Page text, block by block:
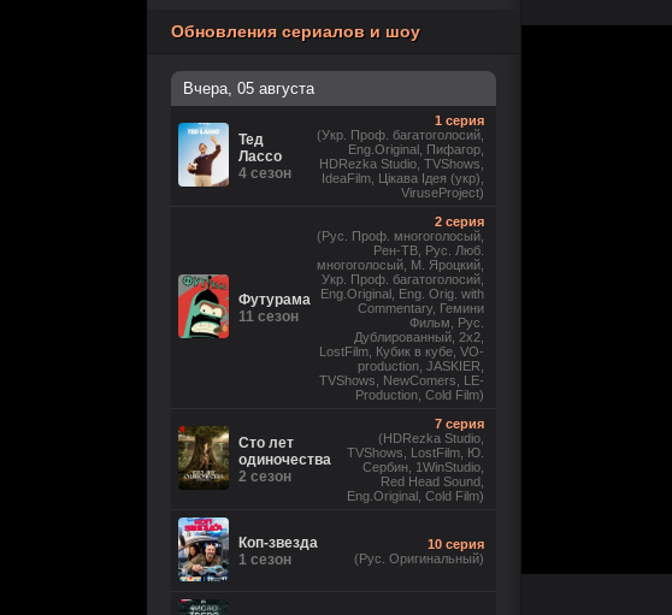
Обновления сериалов и шоу
Вчера, 05 августа
Тед
Лассо
4 сезон
1 серия
(Укр. Проф. багатоголосий,
Eng.Original, Пифагор,
HDRezka Studio, TVShows,
IdeaFilm, Цікава Ідея (укр),
ViruseProject)
Футурама
11 сезон
2 серия
(Рус. Проф. многоголосый,
Рен-ТВ, Рус. Люб.
многоголосый, М. Яроцкий,
Укр. Проф. багатоголосий,
Eng.Original, Eng. Orig. with
Commentary, Гемини
Фильм, Рус.
Дублированный, 2x2,
LostFilm, Кубик в кубе, VO-
production, JASKIER,
TVShows, NewComers, LE-
Production, Cold Film)
Сто лет
одиночества
2 сезон
7 серия
(HDRezka Studio,
TVShows, LostFilm, Ю.
Сербин, 1WinStudio,
Red Head Sound,
Eng.Original, Cold Film)
Коп-звезда
1 сезон
10 серия
(Рус. Оригинальный)